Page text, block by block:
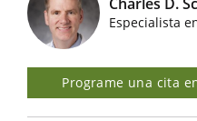
Imágenes de médicos
Especialista
Programe una cita